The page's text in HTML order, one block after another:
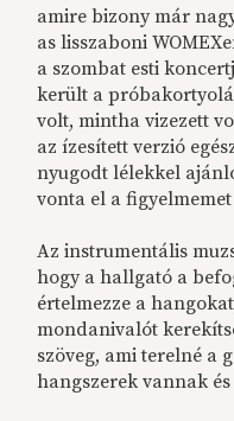
amire bizony már
as lisszaboni
a szombat esti
került a
volt, mintha vizezett
az ízesített verzió
nyugodt lélekkel
vonta el a
Az instrumentális
hogy a hallgató a
értelmezze a
mondanivalót
szöveg, ami terelné a
hangszerek vannak